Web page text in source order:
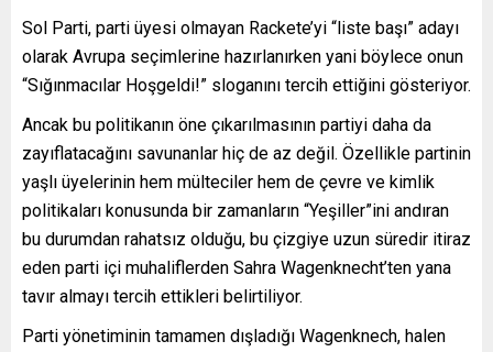
Sol Parti, parti üyesi olmayan Rackete’yi “liste başı” adayı
olarak Avrupa seçimlerine hazırlanırken yani böylece onun
“Sığınmacılar Hoşgeldi!” sloganını tercih ettiğini gösteriyor.
Ancak bu politikanın öne çıkarılmasının partiyi daha da
zayıflatacağını savunanlar hiç de az değil. Özellikle partinin
yaşlı üyelerinin hem mülteciler hem de çevre ve kimlik
politikaları konusunda bir zamanların “Yeşiller”ini andıran
bu durumdan rahatsız olduğu, bu çizgiye uzun süredir itiraz
eden parti içi muhaliflerden Sahra Wagenknecht’ten yana
tavır almayı tercih ettikleri belirtiliyor.
Parti yönetiminin tamamen dışladığı Wagenknech, halen